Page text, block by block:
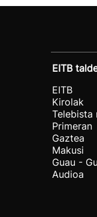
EITB
EITB
Kirolak
Telebista
Primeran
Gaztea
Makusi
Guau -
Audioa